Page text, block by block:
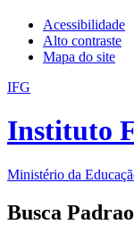
Acessibilidade
Alto contraste
Mapa do site
IFG
Instituto
Ministério da
Busca Padrao